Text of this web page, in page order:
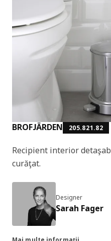
BROFJÄRDEN 205.821.82
Recipient interior
curăţat.
Designer
Sarah Fager